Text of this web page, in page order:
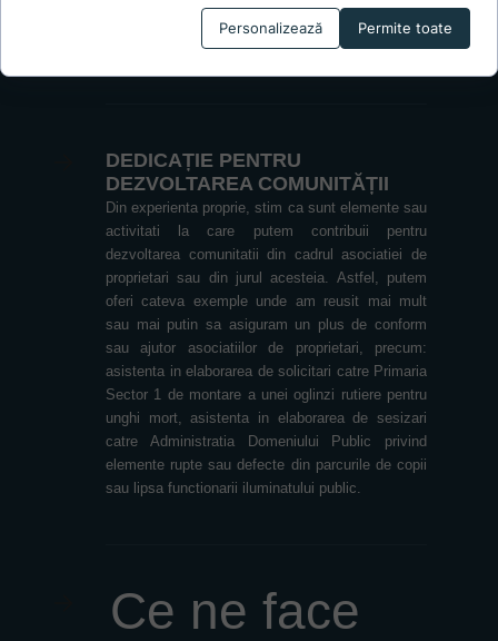
în acest mod o transparență totală a tuturor
deciziilor și tranzacțiilor.
DEDICAȚIE PENTRU
DEZVOLTAREA COMUNITĂȚII
Din experienta proprie, stim ca sunt elemente sau
activitati la care putem contribuii pentru
dezvoltarea comunitatii din cadrul asociatiei de
proprietari sau din jurul acesteia. Astfel, putem
oferi cateva exemple unde am reusit mai mult
sau mai putin sa asiguram un plus de conform
sau ajutor asociatiilor de proprietari, precum:
asistenta in elaborarea de solicitari catre Primaria
Sector 1 de montare a unei oglinzi rutiere pentru
unghi mort, asistenta in elaborarea de sesizari
catre Administratia Domeniului Public privind
elemente rupte sau defecte din parcurile de copii
sau lipsa functionarii iluminatului public.
Ce ne face
Personalizează Permite toate